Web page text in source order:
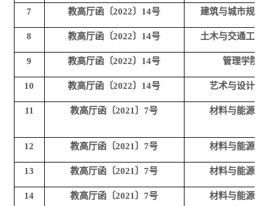
7 教高厅函〔2022〕14号 建筑与城市规划
8 教高厅函〔2022〕14号 土木与交通工程
9 教高厅函〔2022〕14号 管理学院
10 教高厅函〔2022〕14号 艺术与设计学
11 教高厅函〔2021〕7号 材料与能源学
12 教高厅函〔2021〕7号 材料与能源学
13 教高厅函〔2021〕7号 材料与能源学
14 教高厅函〔2021〕7号 材料与能源学